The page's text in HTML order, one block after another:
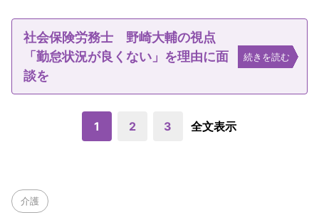
社会保険労務士 野崎大輔の視点
「勤怠状況が良くない」を理由に面
談を
続きを読む
1 2 3 全文表示
介護